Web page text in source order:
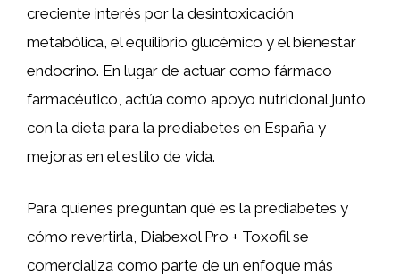
creciente interés por la desintoxicación
metabólica, el equilibrio glucémico y el bienestar
endocrino. En lugar de actuar como fármaco
farmacéutico, actúa como apoyo nutricional junto
con la dieta para la prediabetes en España y
mejoras en el estilo de vida.
Para quienes preguntan qué es la prediabetes y
cómo revertirla, Diabexol Pro + Toxofil se
comercializa como parte de un enfoque más